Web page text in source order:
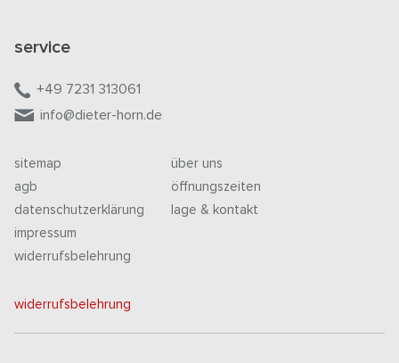
service
+49 7231 313061
info@dieter-horn.de
sitemap
agb
datenschutzerklärung
impressum
widerrufsbelehrung
über uns
öffnungszeiten
lage & kontakt
widerrufsbelehrung